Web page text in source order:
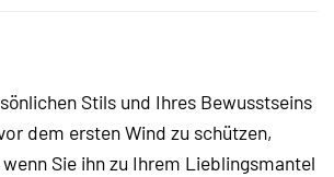
Stils und Ihres Bewusstseins
dem ersten Wind zu schützen,
Sie ihn zu Ihrem Lieblingsmantel